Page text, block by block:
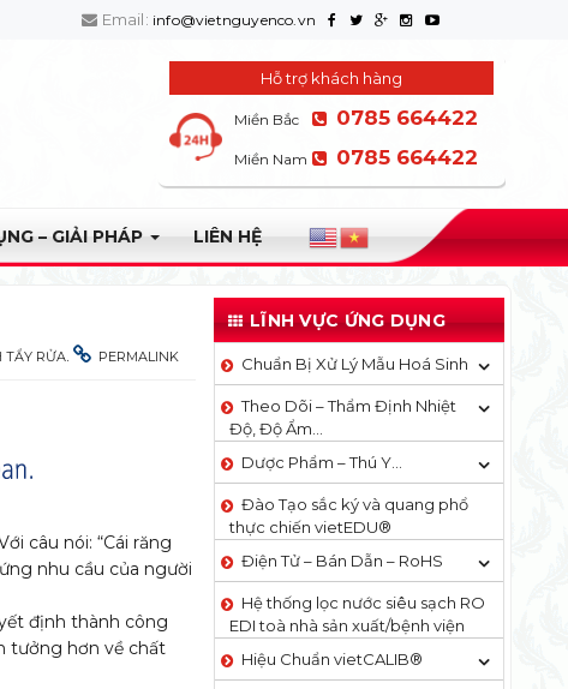
Email: info@vietnguyenco.vn
Hỗ trợ khách hàng
Miền Bắc 0785 664422
Miền Nam 0785 664422
– GIẢI PHÁP LIÊN HỆ
TẨY RỬA . PERMALINK
câu nói: “Cái răng
nhu cầu của người
định thành công
tưởng hơn về chất
LĨNH VỰC ỨNG DỤNG
Chuẩn Bị Xử Lý Mẫu Hoá Sinh
Theo Dõi – Thẩm Định Nhiệt
Độ, Độ Ẩm…
Dược Phẩm – Thú Y…
Đào Tạo sắc ký và quang phổ
thực chiến vietEDU®
Điện Tử – Bán Dẫn – RoHS
Hệ thống lọc nước siêu sạch RO
EDI​​ toà nhà sản xuất/bệnh viện
Hiệu Chuẩn vietCALIB®